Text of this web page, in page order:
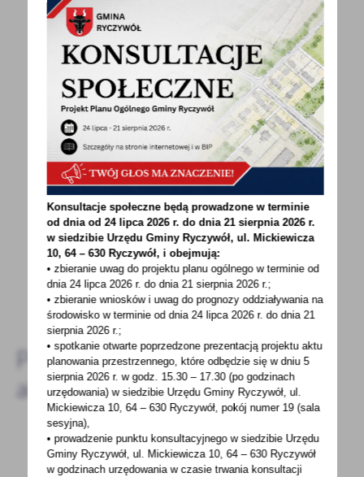
POWRÓT UDOSTĘPNIJ
POPRZEDNI NASTĘPNY
Spodobała Ci się informacja? Zostaw nam swoją opinię
- to dla Ciebie staramy się być najlepsi, a Twoje zdanie
bardzo nam w tym pomoże!
DODAJ KOMENTARZ
Pozostałe
aktualności
11 - 04 - 2022
Konsultacje społeczne będą prowadzone w terminie
od dnia od 24 lipca 2026 r. do dnia 21 sierpnia 2026 r.
w siedzibie Urzędu Gminy Ryczywół, ul. Mickiewicza
10, 64 – 630 Ryczywół, i obejmują:
• zbieranie uwag do projektu planu ogólnego w terminie od
dnia 24 lipca 2026 r. do dnia 21 sierpnia 2026 r.;
• zbieranie wniosków i uwag do prognozy oddziaływania na
środowisko w terminie od dnia 24 lipca 2026 r. do dnia 21
sierpnia 2026 r.;
• spotkanie otwarte poprzedzone prezentacją projektu aktu
planowania przestrzennego, które odbędzie się w dniu 5
sierpnia 2026 r.w godz. 15.30 – 17.30 (po godzinach
urzędowania) w siedzibie Urzędu Gminy Ryczywół, ul.
Mickiewicza 10, 64 – 630 Ryczywół, pokójnumer 19 (sala
sesyjna),
• prowadzenie punktu konsultacyjnego w siedzibie Urzędu
Gminy Ryczywół, ul. Mickiewicza 10, 64 – 630 Ryczywół
w godzinachurzędowania w czasie trwania konsultacji